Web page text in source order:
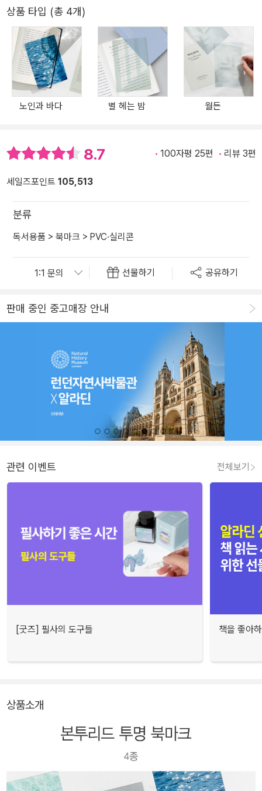
상품 타입 (총 4개)
노인과 바다 별 헤는 밤 월든
8.7 100자평 25편 리뷰 3편
세일즈포인트 105,513
분류
독서용품 > 북마크 > PVC·실리콘
선물하기 공유하기
판매 중인 중고매장 안내
관련 이벤트 전체보기
[굿즈] 필사의 도구들 책을 좋아
상품소개